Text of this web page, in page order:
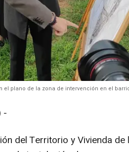
el plano de la zona de intervención en el
-
del Territorio y Vivienda de